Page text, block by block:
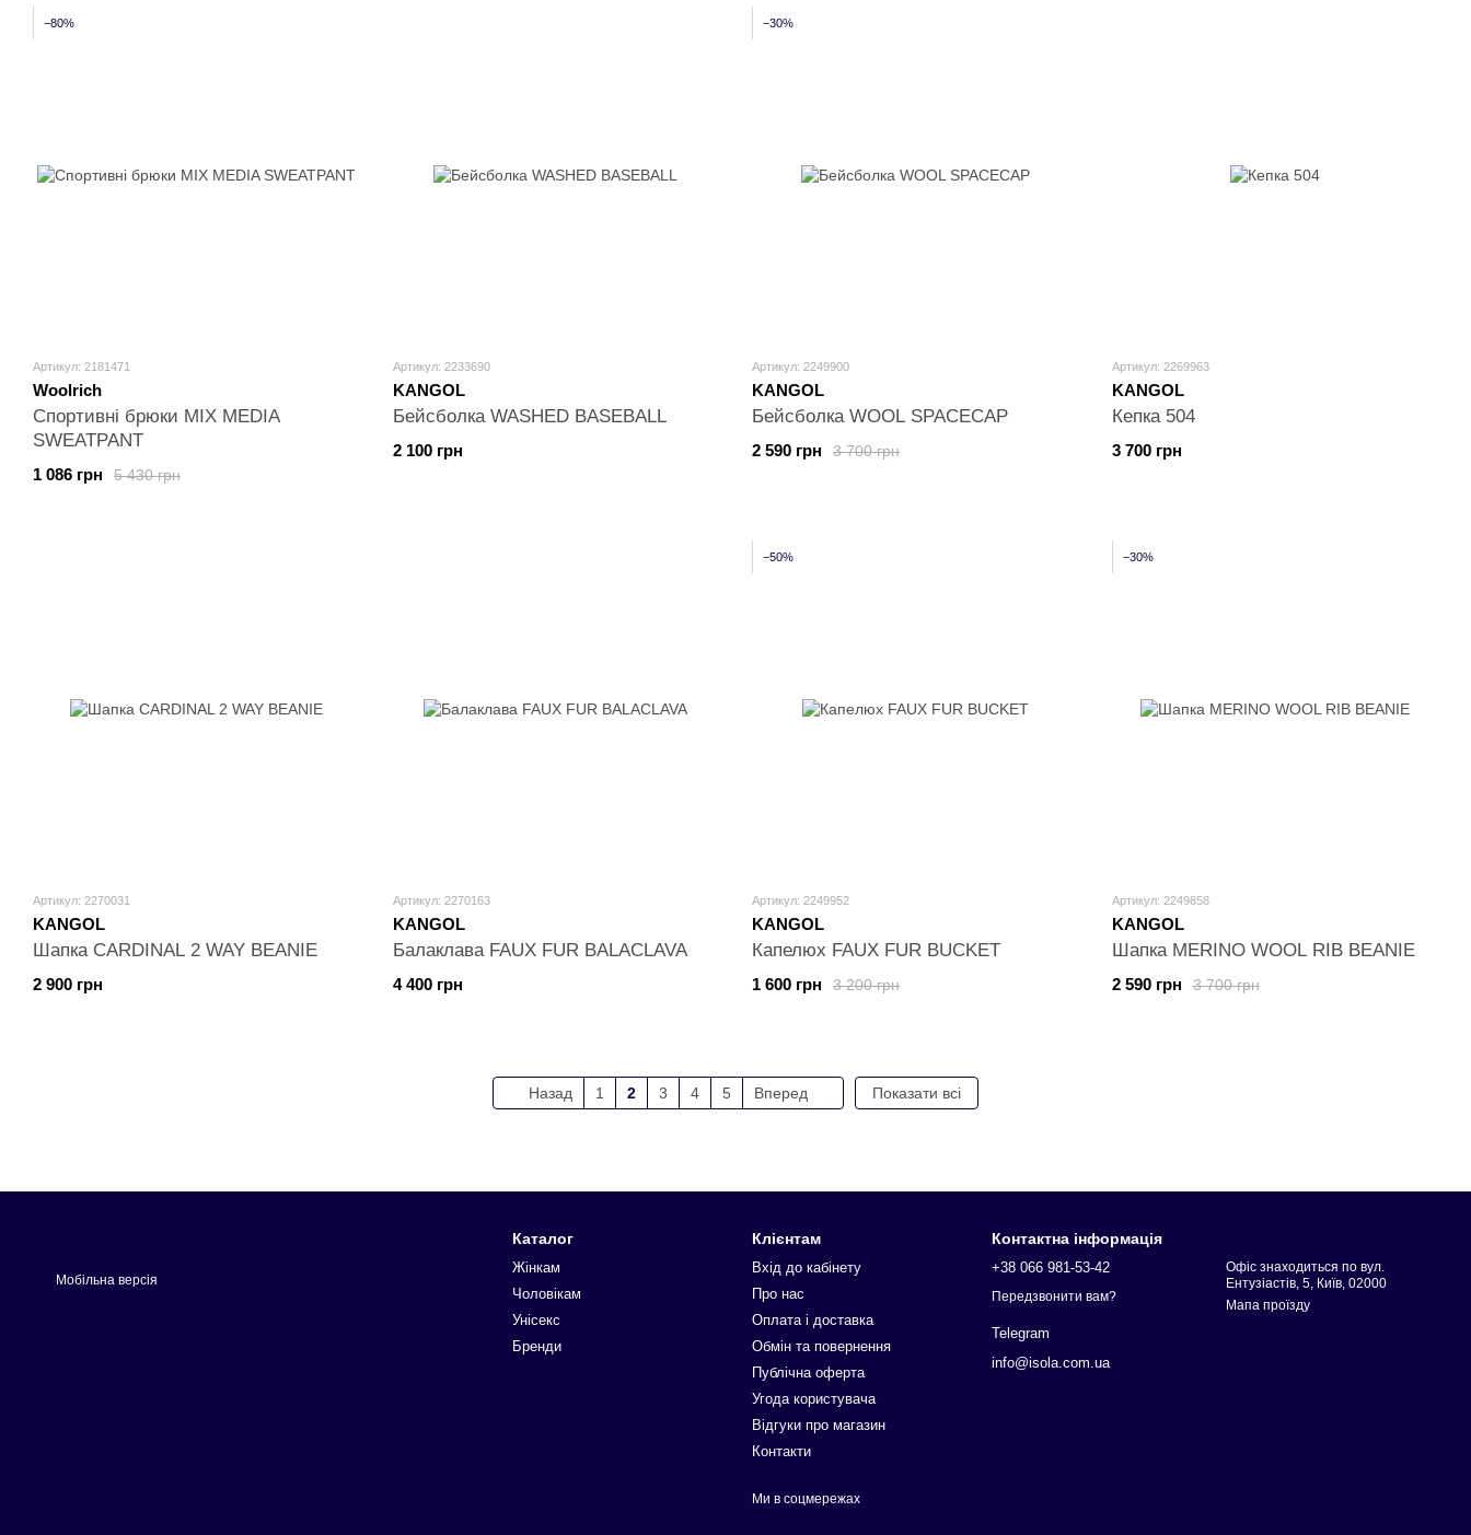
−80%
Артикул: 2181471
Woolrich
Спортивні брюки MIX MEDIA
SWEATPANT
5 430 грн
1 086 грн
Артикул: 2233690
KANGOL
Бейсболка WASHED BASEBALL
2 100 грн
−30%
Артикул: 2249900
KANGOL
Бейсболка WOOL SPACECAP
3 700 грн
2 590 грн
Артикул: 2269963
KANGOL
Кепка 504
3 700 грн
Артикул: 2270031
KANGOL
Шапка CARDINAL 2 WAY BEANIE
2 900 грн
Артикул: 2270163
KANGOL
Балаклава FAUX FUR BALACLAVA
4 400 грн
−50%
Артикул: 2249952
KANGOL
Капелюх FAUX FUR BUCKET
3 200 грн
1 600 грн
−30%
Артикул: 2249858
KANGOL
Шапка MERINO WOOL RIB BEANIE
3 700 грн
2 590 грн
Назад 1 2 3 4 5 Вперед Показати всі
Мобільна версія
Каталог
Жінкам
Чоловікам
Унісекс
Бренди
Клієнтам
Вхід до кабінету
Про нас
Оплата і доставка
Обмін та повернення
Публічна оферта
Угода користувача
Відгуки про магазин
Контакти
Ми в соцмережах
Контактна інформація
+38 066 981-53-42
Передзвонити вам?
Telegram
info@isola.com.ua
Офіс знаходиться по вул.
Ентузіастів, 5, Київ, 02000
Мапа проїзду